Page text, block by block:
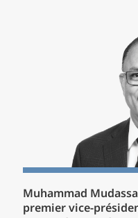
Muhammad
premier vice-